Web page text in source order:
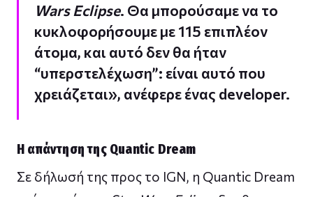
Wars Eclipse. Θα μπορούσαμε να το
κυκλοφορήσουμε με 115 επιπλέον
άτομα, και αυτό δεν θα ήταν
“υπερστελέχωση”: είναι αυτό που
χρειάζεται», ανέφερε ένας developer.
Η απάντηση της Quantic Dream
Σε δήλωσή της προς το IGN, η Quantic Dream